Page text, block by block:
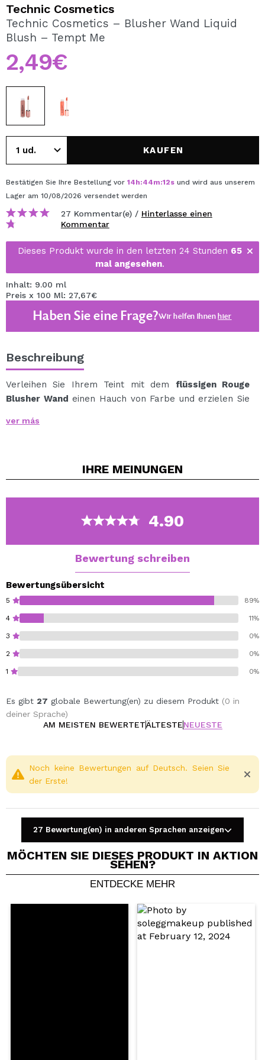
REGISTRIEREN
Durch die Erstellung eines Kontos bei Maquillalia.de
können Sie Ihre Einkäufe schnell tätigen, den Status Ihrer
Bestellungen überprüfen und Ihre bisherigen Vorgänge
einsehen.
BENUTZERKONTO ERSTELLEN
Technic Cosmetics
Technic Cosmetics – Blusher Wand Liquid
Blush – Tempt Me
2,49€
KAUFEN
Bestätigen Sie Ihre Bestellung vor 14h:44m:12s und wird aus unserem
Lager am 10/08/2026 versendet werden
27 Kommentar(e) / Hinterlasse einen
Kommentar
Dieses Produkt wurde in den letzten 24 Stunden 65
mal angesehen.
Inhalt: 9.00 ml
Preis x 100 Ml: 27,67€
Haben Sie eine Frage?Wir helfen Ihnenhier
Beschreibung
Verleihen Sie Ihrem Teint mit dem flüssigen Rouge
Blusher Wand einen Hauch von Farbe und erzielen Sie
Inspiriert von unseren beliebtesten Highlighterstäben
ver más
IHRE MEINUNGEN
4.90
Bewertung schreiben
Bewertungsübersicht
5 89%
4 11%
3 0%
2 0%
1 0%
Es gibt 27 globale Bewertung(en) zu diesem Produkt (0 in
deiner Sprache)
AM MEISTEN BEWERTETÄLTESTENEUESTE
Ein Video oder Foto teilen
Dein Video könnte das erste sein. Stell es dir vor...
Würden Sie diesen Kauf empfehlen? Ja Nein
Noch keine Bewertungen auf Deutsch. Seien Sie
der Erste!
27 Bewertung(en) in anderen Sprachen anzeigen
MÖCHTEN SIE DIESES PRODUKT IN AKTION
SEHEN?
ENTDECKE MEHR